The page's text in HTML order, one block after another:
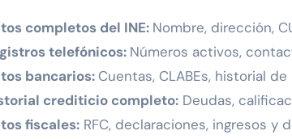
completos del INE: Nombre, dirección,
telefónicos: Números activos,
bancarios: Cuentas, CLABEs, historial
crediticio completo: Deudas,
fiscales: RFC, declaraciones, ingresos y